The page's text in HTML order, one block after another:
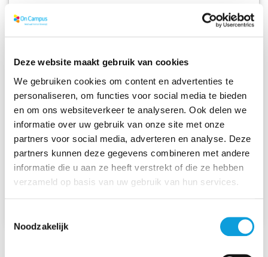
Deze website maakt gebruik van cookies
We gebruiken cookies om content en advertenties te
personaliseren, om functies voor social media te bieden
en om ons websiteverkeer te analyseren. Ook delen we
informatie over uw gebruik van onze site met onze
partners voor social media, adverteren en analyse. Deze
partners kunnen deze gegevens combineren met andere
informatie die u aan ze heeft verstrekt of die ze hebben
verzameld op basis van uw gebruik van hun services.
Noodzakelijk